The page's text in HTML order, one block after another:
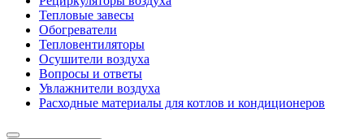
Тепловые завесы
Обогреватели
Тепловентиляторы
Осушители воздуха
Вопросы и ответы
Увлажнители воздуха
Расходные материалы для котлов и кондиционеров